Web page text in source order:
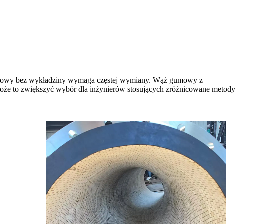
bez wykładziny wymaga częstej wymiany. Wąż gumowy z
to zwiększyć wybór dla inżynierów stosujących zróżnicowane metody